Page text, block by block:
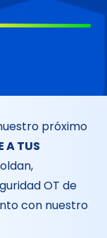
próximo
A TUS
OT de
con nuestro